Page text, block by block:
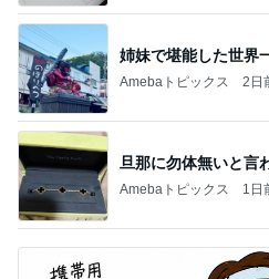
姉妹で堪能した世界
Amebaトピックス 2日
旦那に勿体無いと言
Amebaトピックス 1日